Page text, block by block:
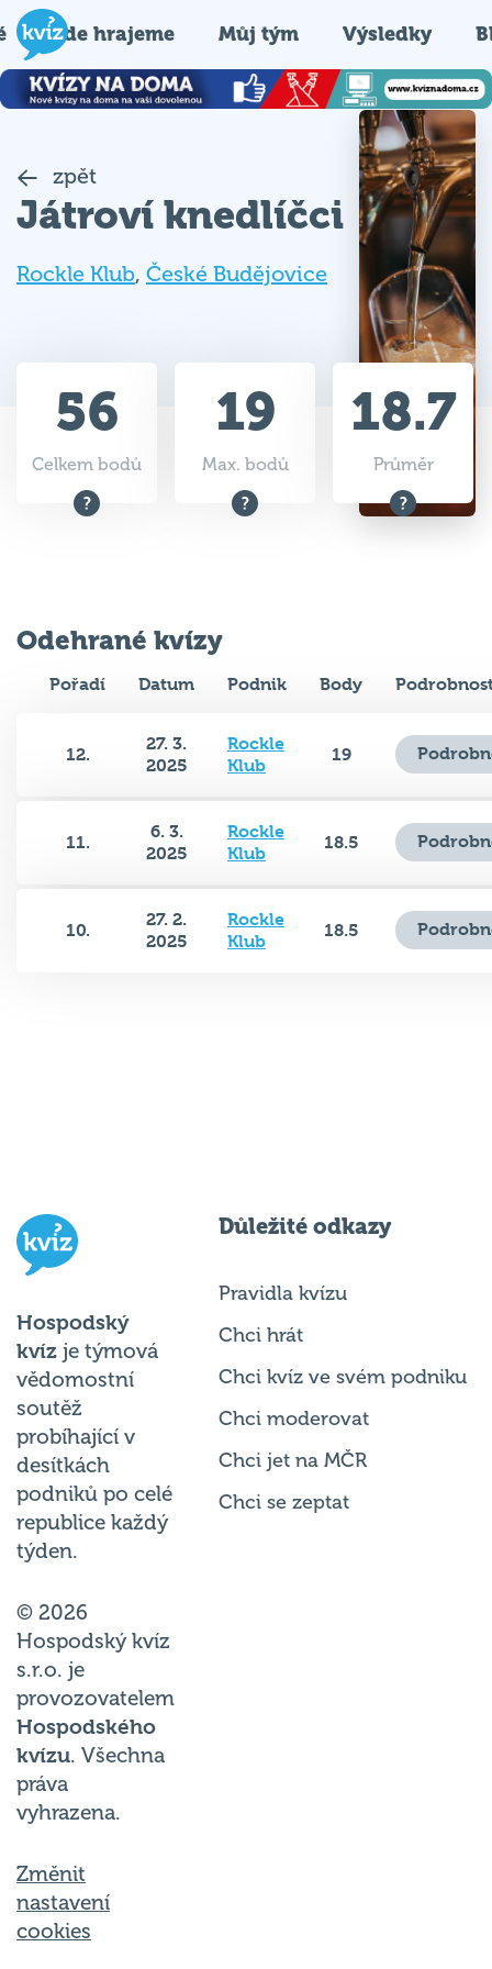
Kde hrajeme Můj tým Výsledky
zpět
Játroví knedlíčci
Rockle Klub, České Budějovice
56
Celkem bodů
19
Max. bodů
18.7
Průměr
Odehrané kvízy
Pořadí Datum Podnik Body
12.
27. 3.
2025
Rockle
Klub
19
11.
6. 3.
2025
Rockle
Klub
18.5
10.
27. 2.
2025
Rockle
Klub
18.5
Hospodský
kvíz je týmová
vědomostní
soutěž
probíhající v
desítkách
podniků po celé
republice každý
týden.
© 2026
Hospodský kvíz
s.r.o. je
provozovatelem
Hospodského
kvízu. Všechna
práva
vyhrazena.
Změnit
nastavení
cookies
Důležité odkazy
Pravidla kvízu
Chci hrát
Chci kvíz ve svém podniku
Chci moderovat
Chci jet na MČR
Chci se zeptat